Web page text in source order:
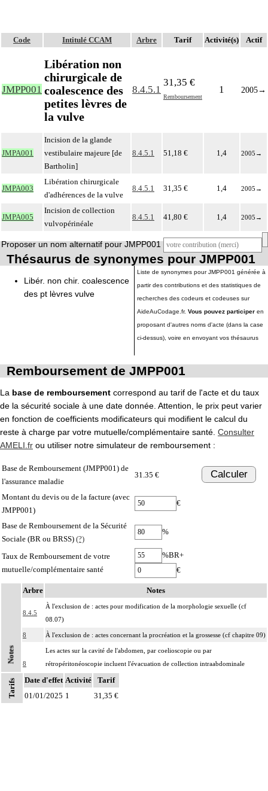
Code Intitulé CCAM Arbre Tarif Activité(s) Actif
JMPP001
Libération non
chirurgicale de
coalescence des
petites lèvres de
la vulve
8.4.5.1
31,35 €
Remboursement
1 2005→
JMPA001
Incision de la glande
vestibulaire majeure [de
Bartholin]
8.4.5.1 51,18 € 1,4 2005 →
JMPA003
Libération chirurgicale
d'adhérences de la vulve
8.4.5.1 31,35 € 1,4 2005 →
JMPA005
Incision de collection
vulvopérinéale
8.4.5.1 41,80 € 1,4 2005 →
Proposer un nom alternatif pour JMPP001
Thésaurus de synonymes pour JMPP001
Libér. non chir. coalescence
des pt lèvres vulve
Liste de synonymes pour JMPP001 générée à
partir des contributions et des statistiques de
recherches des codeurs et codeuses sur
AideAuCodage.fr. Vous pouvez participer en
proposant d'autres noms d'acte (dans la case
ci-dessus), voire en envoyant vos thésaurus
Remboursement de JMPP001
La base de remboursement correspond au tarif de l'acte et du taux
de la sécurité sociale à une date donnée. Attention, le prix peut varier
en fonction de coefficients modificateurs qui modifient le calcul du
reste à charge par votre mutuelle/complémentaire santé. Consulter
AMELI.fr ou utiliser notre simulateur de remboursement :
Base de Remboursement (JMPP001) de
l'assurance maladie
31.35 € Calculer
Montant du devis ou de la facture (avec
JMPP001)
€
Base de Remboursement de la Sécurité
Sociale (BR ou BRSS) (?)
%
Taux de Remboursement de votre
mutuelle/complémentaire santé
%BR+
€
Notes
Arbre Notes
8.4.5
À l'exclusion de : actes pour modification de la morphologie sexuelle (cf
08.07)
8 À l'exclusion de : actes concernant la procréation et la grossesse (cf chapitre 09)
8
Les actes sur la cavité de l'abdomen, par coelioscopie ou par
rétropéritonéoscopie incluent l'évacuation de collection intraabdominale
associée, la toilette péritonéale et/ou la pose de drain.
Les actes sur la cavité de l'abdomen, par abord direct incluent l'évacuation de
Tarifs Date d'effet Activité
Tarif
01/01/2025 1 31,35 €